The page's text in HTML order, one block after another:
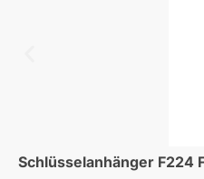
Schlüsselanhänger F224